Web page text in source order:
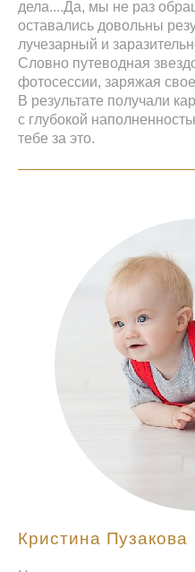
дела....Да, мы не раз
оставались довольны
лучезарный и
Словно путеводная
фотосессии, заряжая
В результате получали
с глубокой
тебе за это.
Кристина Пузакова